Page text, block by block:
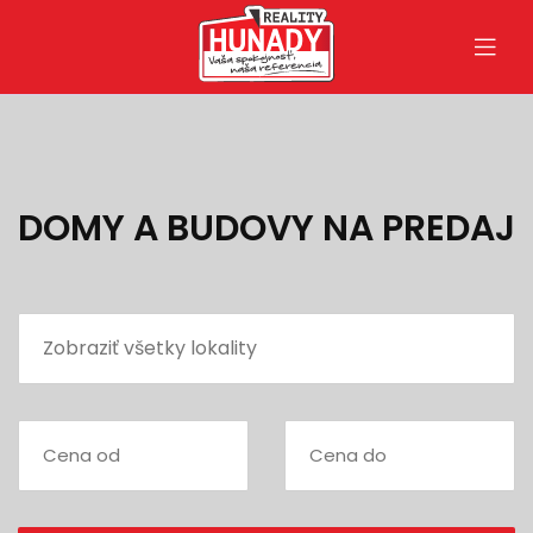
DOMY A BUDOVY NA PREDAJ